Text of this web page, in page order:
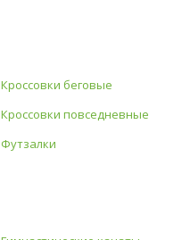
Кроссовки беговые
Кроссовки повседневные
Футзалки